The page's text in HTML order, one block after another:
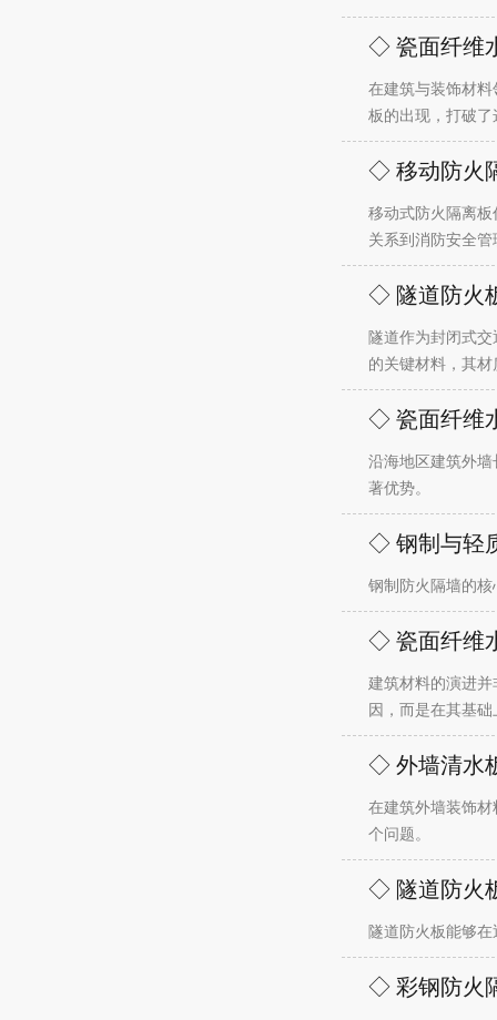
◇ 瓷面纤维
在建筑与装饰材
板的出现，打破了
◇ 移动防火
移动式防火隔离
关系到消防安全
◇ 隧道防火
隧道作为封闭式
的关键材料，其
◇ 瓷面纤维
沿海地区建筑外
著优势。
◇ 钢制与轻
钢制防火隔墙的
◇ 瓷面纤维
建筑材料的演进
因，而是在其基
◇ 外墙清水
在建筑外墙装饰
个问题。
◇ 隧道防火
隧道防火板能够
◇ 彩钢防火